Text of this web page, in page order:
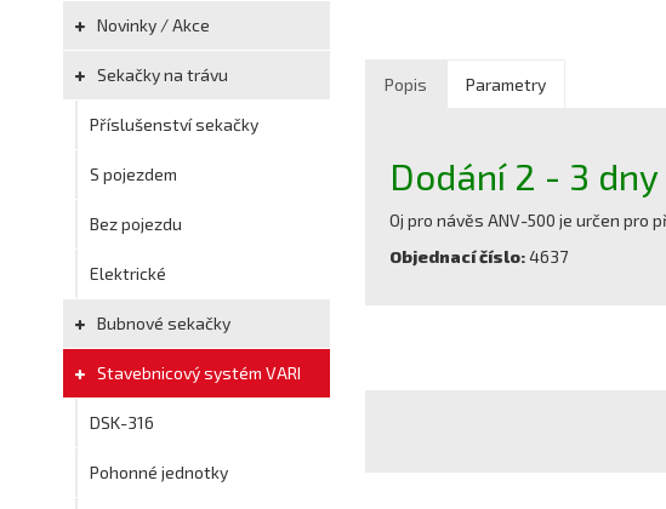
Novinky / Akce
Sekačky na trávu
Příslušenství sekačky
S pojezdem
Bez pojezdu
Elektrické
Bubnové sekačky
Stavebnicový systém VARI
DSK-316
Pohonné jednotky
Popis Parametry
Dodání 2 - 3 dny
Oj pro návěs ANV-500 je určen pro
Objednací číslo:4637